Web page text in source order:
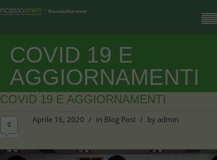
COVID 19 E
AGGIORNAMENTI
Home/Articolo blog
COVID 19 E AGGIORNAMENTI
0
Aprile 16, 2020 / in Blog Post / by admin